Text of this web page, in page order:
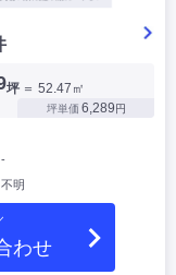
坪 ＝ 52.47㎡
坪単価 6,289円
-
不明
わせ